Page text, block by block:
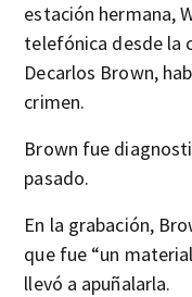
estación hermana,
telefónica desde la
Decarlos Brown,
crimen.
Brown fue
pasado.
En la grabación,
que fue “un
llevó a apuñalarla.